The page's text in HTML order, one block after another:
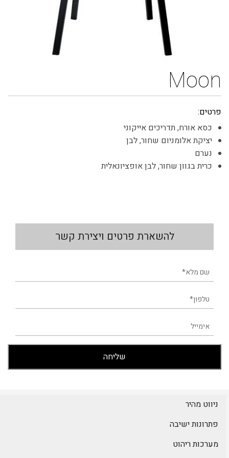
Moon
פרטים:
כסא אורח, תדריכים אייקוני
יציקת אלומניום שחור, לבן
נערם
כרית בגוון שחור, לבן אופציונאלית
להשארת פרטים ויצירת קשר
ניווט מהיר
פתרונות ישיבה
מערכות ריהוט